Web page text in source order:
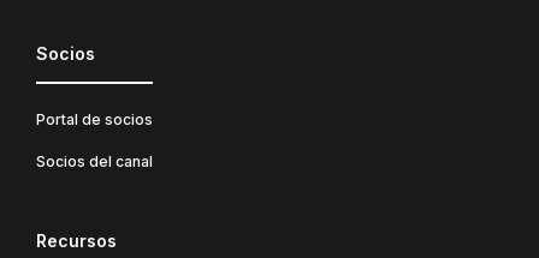
Socios
Portal de socios
Socios del canal
Recursos